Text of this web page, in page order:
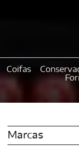
Coifas
Marcas